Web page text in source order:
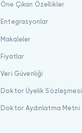
Öne Çıkan Özellikler
Entegrasyonlar
Makaleler
Fiyatlar
Veri Güvenliği
Doktor Üyelik Sözleşmesi
Doktor Aydınlatma Metni